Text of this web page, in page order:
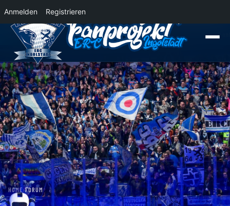
Anmelden Registrieren
News
Der Panther Express 2026/2027 rollt nach Krefeld! Wohin rollt der
HOME›FORUM